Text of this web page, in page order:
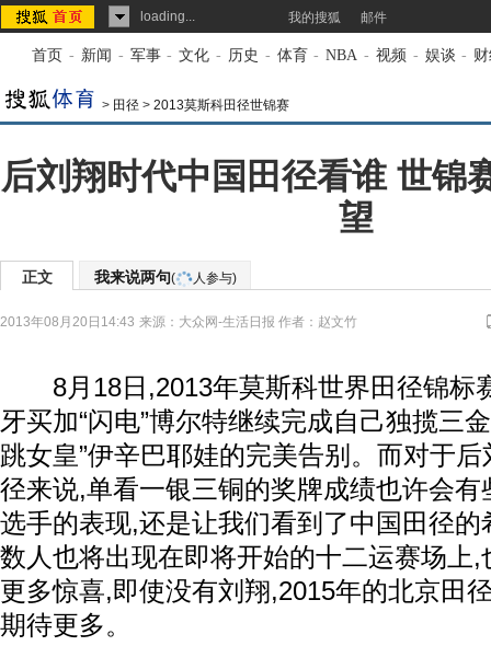
loading... 我的搜狐 邮件
首页 - 新闻 - 军事 - 文化 - 历史 - 体育 - NBA - 视频 - 娱谈 -
> 田径 > 2013莫斯科田径世锦赛
后刘翔时代中国田径看谁 世锦
望
正文 我来说两句( 人参与)
2013年08月20日14:43 来源： 大众网-生活日报 作者：赵文竹
8月18日,2013年莫斯科世界田径锦标
牙买加“闪电”博尔特继续完成自己独揽三
跳女皇”伊辛巴耶娃的完美告别。而对于
径来说,单看一银三铜的奖牌成绩也许会
选手的表现,还是让我们看到了中国田径的
数人也将出现在即将开始的十二运赛场上,
更多惊喜,即使没有刘翔,2015年的北京田
期待更多。